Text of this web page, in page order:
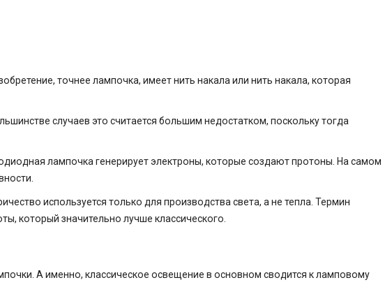
точнее лампочка, имеет нить накала или нить накала, которая
случаев это считается большим недостатком, поскольку тогда
лампочка генерирует электроны, которые создают протоны. На самом
используется только для производства света, а не тепла. Термин
который значительно лучше классического.
А именно, классическое освещение в основном сводится к ламповому